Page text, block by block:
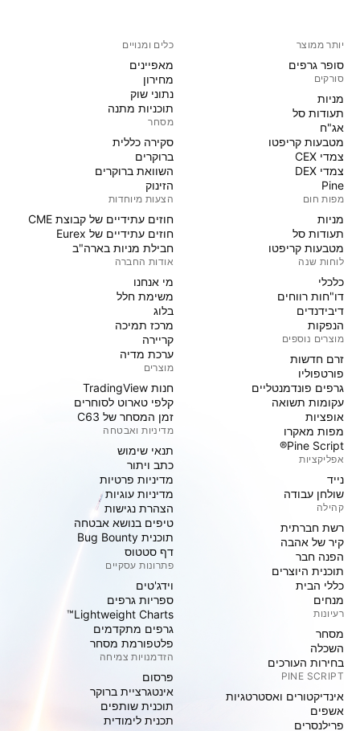
יותר ממוצר
סופר גרפים
סורקים
מניות‏
תעודות סל
אג"ח
מטבעות קריפטו
צמדי CEX
צמדי DEX
Pine
מפות חום
מניות‏
תעודות סל
מטבעות קריפטו
לוחות שנה
כלכלי
דו"חות רווחים
דיבידנדים
הנפקות
מוצרים נוספים
זרם חדשות
פורטפוליו
גרפים פונדמנטליים
עקומות תשואה
אופציות
מפות מאקרו
Pine Script®
אפליקציות
נייד
שולחן עבודה
קהילה
רשת חברתית
קיר של אהבה
הפנה חבר
תוכנית היוצרים
כללי הבית
מנחים
רעיונות
מסחר
השכלה
בחירות העורכים
PINE SCRIPT
אינדיקטורים ואסטרטגיות
אשפים
פרילנסרים
כלים ומנויים
מאפיינים
מחירון
נתוני שוק
תוכניות מתנה
מסחר
סקירה כללית
ברוקרים
השוואת ברוקרים
הזינוק
הצעות מיוחדות
חוזים עתידיים של קבוצת CME
חוזים עתידיים של Eurex
חבילת מניות בארה"ב
אודות החברה
מי אנחנו
משימת חלל
בלוג
מרכז תמיכה
קריירה
ערכת מדיה
מוצרים
חנות TradingView
קלפי טארוט לסוחרים
זמן המסחר של C63
מדיניות ואבטחה
תנאי שימוש
כתב ויתור
מדיניות פרטיות
מדיניות עוגיות
הצהרת נגישות
טיפים בנושא אבטחה
תוכנית Bug Bounty
דף סטטוס
פתרונות עסקיים
וידג'טים
ספריות גרפים
Lightweight Charts™
גרפים מתקדמים
פלטפורמת מסחר
הזדמנויות צמיחה
פּרסום
אינטגרציית ברוקר
תוכנית שותפים
תכנית לימודית